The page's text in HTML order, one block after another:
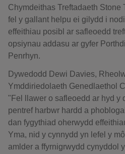
Chymdeithas Treftadaeth Stone
fel y gallant helpu ei gilydd i
effeithiau posibl ar safleoedd
opsiynau addasu ar gyfer
Penrhyn.
Dywedodd Dewi Davies,
Ymddiriedolaeth Genedlaethol
"Fel llawer o safleoedd ar hyd y
pentref harbwr hardd a
dan fygythiad oherwydd
Yma, nid y cynnydd yn lefel y
amlder a ffyrnigrwydd cynyddol